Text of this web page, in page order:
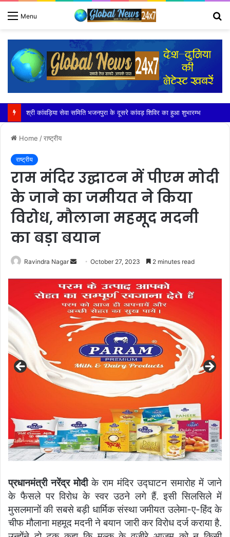
Menu
सांड की टक्कर से बाइक सवार कारपेंटर की दुखद मौत
Home /राष्ट्रीय
राष्ट्रीय
राम मंदिर उद्घाटन में पीएम मोदी
के जाने का जमीयत ने किया
विरोध, मौलाना महमूद मदनी
का बड़ा बयान
Ravindra Nagar
Send
email
October 27, 2023 2 minutes read
प्रधानमंत्री नरेंद्र मोदीके राम मंदिर उद्घाटन समारोह में जाने
के फैसले पर विरोध के स्वर उठने लगे हैं. इसी सिलसिले में
मुसलमानों की सबसे बड़ी धार्मिक संस्था जमीयत उलेमा-ए-हिंद के
चीफ मौलाना महमूद मदनी ने बयान जारी कर विरोध दर्ज कराया है.